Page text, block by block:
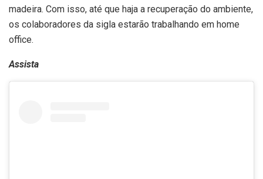
madeira. Com isso, até que haja a recuperação do ambiente,
os colaboradores da sigla estarão trabalhando em home
office.
Assista